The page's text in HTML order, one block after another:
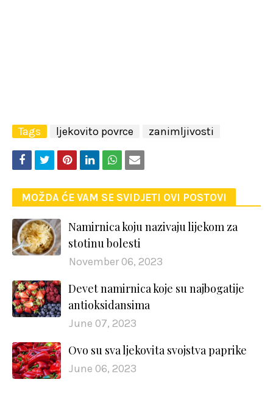
Tags ljekovito povrce zanimljivosti
MOŽDA ĆE VAM SE SVIDJETI OVI POSTOVI
Namirnica koju nazivaju lijekom za
stotinu bolesti
November 06, 2023
Devet namirnica koje su najbogatije
antioksidansima
June 07, 2023
Ovo su sva ljekovita svojstva paprike
June 06, 2023